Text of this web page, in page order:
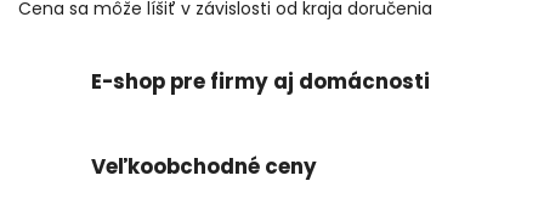
Cena sa môže líšiť v závislosti od kraja doručenia
E-shop pre firmy aj domácnosti
Veľkoobchodné ceny